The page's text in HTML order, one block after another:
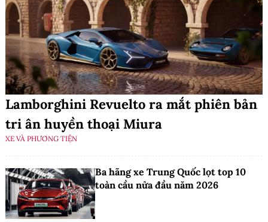
Lamborghini Revuelto ra mắt phiên bản
tri ân huyền thoại Miura
XE VÀ PHƯƠNG TIỆN
Ba hãng xe Trung Quốc lọt top 10
toàn cầu nửa đầu năm 2026